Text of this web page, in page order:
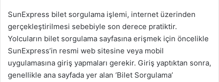
SunExpress bilet sorgulama işlemi, internet üzerinden
gerçekleştirilmesi sebebiyle son derece pratiktir.
Yolcuların bilet sorgulama sayfasına erişmek için öncelikle
SunExpress’in resmi web sitesine veya mobil
uygulamasına giriş yapmaları gerekir. Giriş yaptıktan sonra,
genellikle ana sayfada yer alan ‘Bilet Sorgulama’